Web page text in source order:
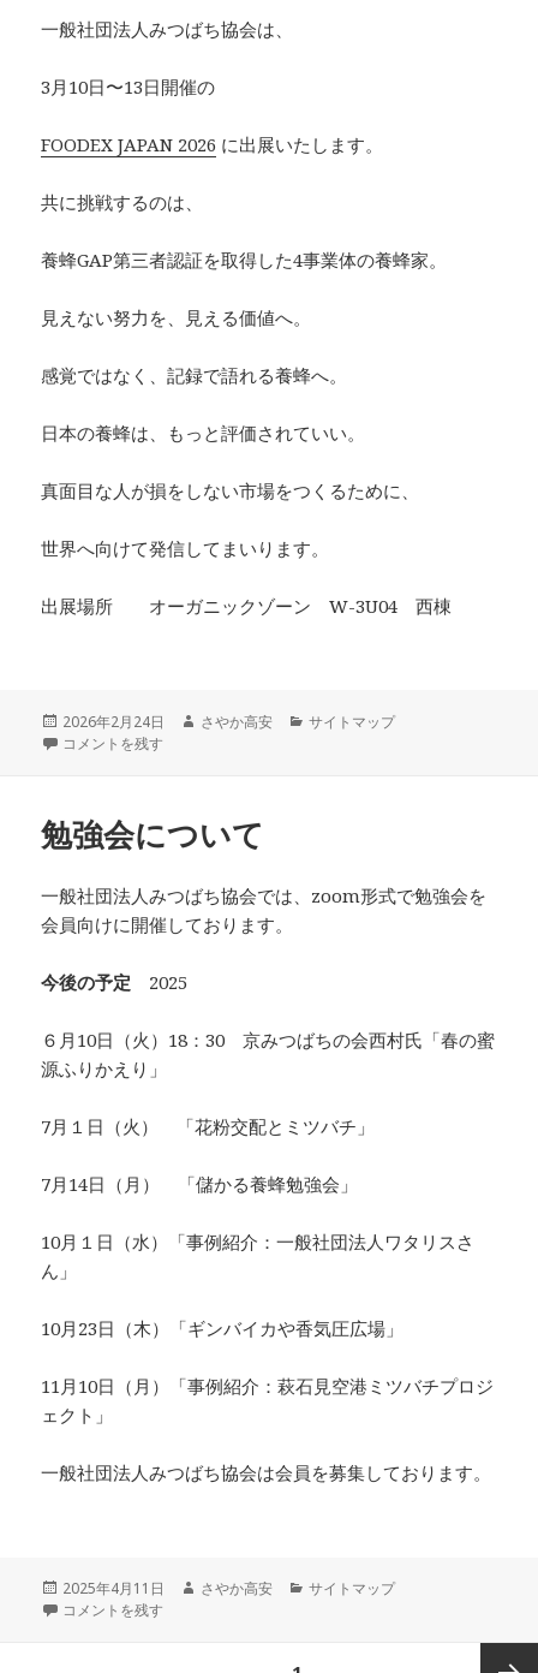
一般社団法人みつばち協会は、
3月10日〜13日開催の
FOODEX JAPAN 2026 に出展いたします。
共に挑戦するのは、
養蜂GAP第三者認証を取得した4事業体の養蜂家。
見えない努力を、見える価値へ。
感覚ではなく、記録で語れる養蜂へ。
日本の養蜂は、もっと評価されていい。
真面目な人が損をしない市場をつくるために、
世界へ向けて発信してまいります。
出展場所 オーガニックゾーン W-3U04 西棟
投
稿
2026年2月24日
作
さやか高安
カ
サイトマップ
FOODEX JAPAN 2026 に出展します に
コメントを残す
勉強会について
一般社団法人みつばち協会では、zoom形式で勉強会を
会員向けに開催しております。
今後の予定 2025
６月10日（火）18：30 京みつばちの会西村氏「春の蜜
源ふりかえり」
7月１日（火） 「花粉交配とミツバチ」
7月14日（月） 「儲かる養蜂勉強会」
10月１日（水）「事例紹介：一般社団法人ワタリスさ
ん」
10月23日（木）「ギンバイカや香気圧広場」
11月10日（月）「事例紹介：萩石見空港ミツバチプロジ
ェクト」
一般社団法人みつばち協会は会員を募集しております。
投
稿
2025年4月11日
作
さやか高安
カ
サイトマップ
勉強会について に
コメントを残す